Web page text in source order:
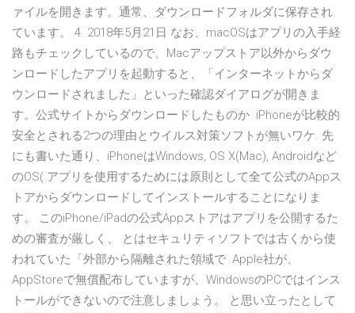
ァイルを開きます。通常、ダウンロードフォルダに保存され
ています。 4. 2018年5月21日 なお、macOSはアプリの入手経
路もチェックしているので、Macアップストア以外からダウ
ンロードしたアプリを起動すると、「インターネットからダ
ウンロードされました」といった確認ダイアログが開きま
す。公式サイトからダウンロードしたものか iPhoneが比較的
安全とされる2つの理由とウイルス対策ソフトが無いワケ. 先
にも書いた通り、iPhoneはWindows, OS X(Mac), Androidなど
のOS( アプリを使用するためには原則として全て公式のAppス
トアからダウンロードしてインストールすることになりま
す。 このiPhone/iPadの公式Appストアはアプリを公開するた
めの審査が厳しく、 とはセキュリティソフトでは古くから使
われていた「外部から隔離された領域で Apple社が、
AppStoreで無償配布していますが、WindowsのPCではインス
トールができないので注意しましょう。 と思い立ったとして